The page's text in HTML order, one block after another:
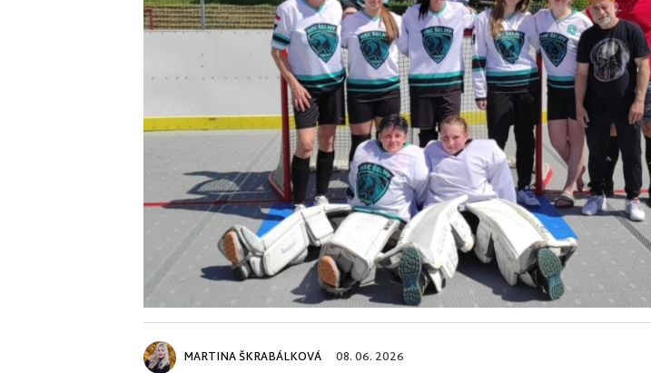
MARTINA ŠKRABÁLKOVÁ 08. 06. 2026